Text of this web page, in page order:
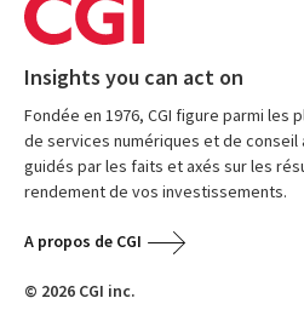
Insights you can act on
Fondée en 1976, CGI figure parmi
de services numériques et de conseil
guidés par les faits et axés sur les
rendement de vos investissements.
A propos de CGI
© 2026 CGI inc.